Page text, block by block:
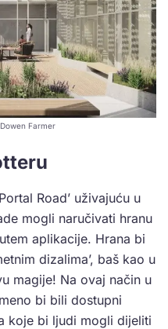
Farmer
Road’ uživajuću u
mogli naručivati hranu
aplikacije. Hrana bi
dizalima’, baš kao u
magije! Na ovaj način u
bi bili dostupni
koje bi ljudi mogli dijeliti